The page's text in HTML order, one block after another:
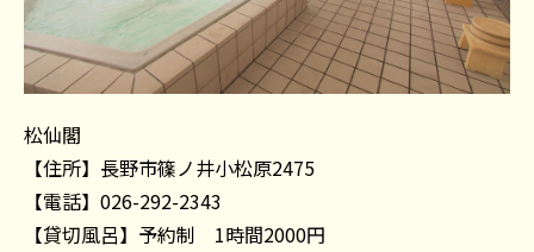
松仙閣
【住所】長野市篠ノ井小松原2475
【電話】026-292-2343
【貸切風呂】予約制 1時間2000円